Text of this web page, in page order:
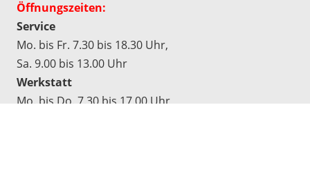
Öffnungszeiten:
Service
Mo. bis Fr. 7.30 bis 18.30 Uhr,
Sa. 9.00 bis 13.00 Uhr
Werkstatt
Mo. bis Do. 7.30 bis 17.00 Uhr,